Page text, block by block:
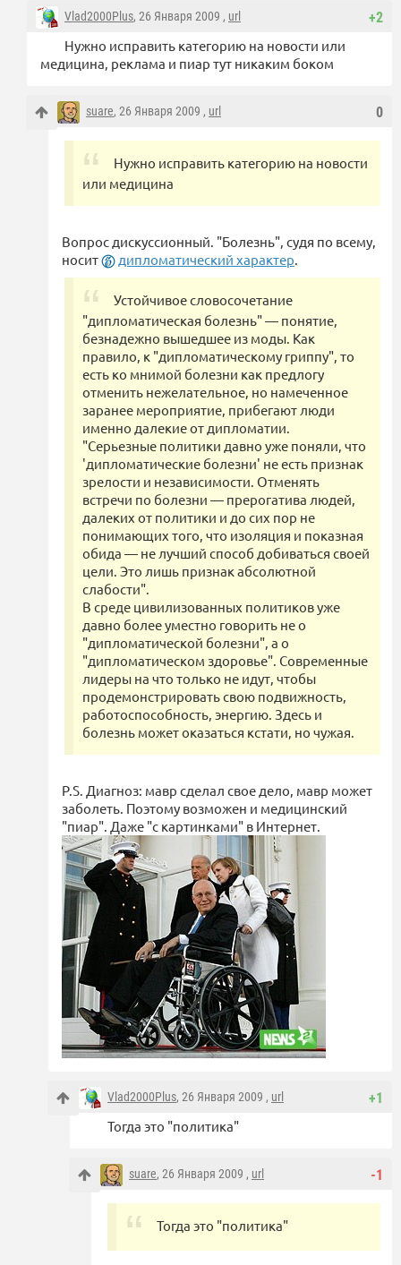
+2
Vlad2000Plus, 26 Января 2009 , url
Нужно исправить категорию на новости или
медицина, реклама и пиар тут никаким боком
0
suare, 26 Января 2009 , url
Нужно исправить категорию на новости
или медицина
Вопрос дискуссионный. "Болезнь", судя по всему,
носит
дипломатический характер.
Устойчивое словосочетание
"дипломатическая болезнь" — понятие,
безнадежно вышедшее из моды. Как
правило, к "дипломатическому гриппу", то
есть ко мнимой болезни как предлогу
отменить нежелательное, но намеченное
заранее мероприятие, прибегают люди
именно далекие от дипломатии.
"Серьезные политики давно уже поняли, что
'дипломатические болезни' не есть признак
зрелости и независимости. Отменять
встречи по болезни — прерогатива людей,
далеких от политики и до сих пор не
понимающих того, что изоляция и показная
обида — не лучший способ добиваться своей
цели. Это лишь признак абсолютной
слабости".
В среде цивилизованных политиков уже
давно более уместно говорить не о
"дипломатической болезни", а о
"дипломатическом здоровье". Современные
лидеры на что только не идут, чтобы
продемонстрировать свою подвижность,
работоспособность, энергию. Здесь и
болезнь может оказаться кстати, но чужая.
P.S. Диагноз: мавр сделал свое дело, мавр может
заболеть. Поэтому возможен и медицинский
"пиар". Даже "с картинками" в Интернет.
+1
Vlad2000Plus, 26 Января 2009 , url
Тогда это "политика"
-1
suare, 26 Января 2009 , url
Тогда это "политика"